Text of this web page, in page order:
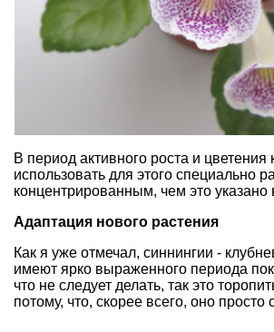
В период активного роста и
использовать для этого специально
концентрированным, чем это указано
Адаптация нового растения
Как я уже отмечал, синнингии -
имеют ярко выраженного периода
что не следует делать, так это
потому, что, скорее всего, оно просто